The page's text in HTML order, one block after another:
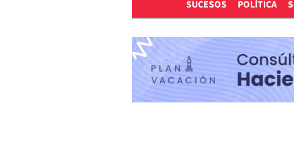
SUCESOS
POLÍTICA